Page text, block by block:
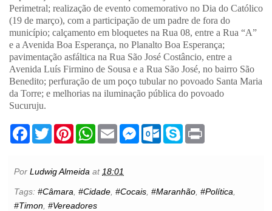
Perimetral; realização de evento comemorativo no Dia do Católico
(19 de março), com a participação de um padre de fora do
município; calçamento em bloquetes na Rua 08, entre a Rua “A”
e a Avenida Boa Esperança, no Planalto Boa Esperança;
pavimentação asfáltica na Rua São José Costâncio, entre a
Avenida Luís Firmino de Sousa e a Rua São José, no bairro São
Benedito; perfuração de um poço tubular no povoado Santa Maria
da Torre; e melhorias na iluminação pública do povoado
Sucuruju.
F
b
o
k
T
w
t
e
r
P
r
s
t
W
s
A
p
p
E
m
l
M
e
g
e
O
k
.
S
Por Ludwig Almeida at 18:01
Tags: #Câmara #Cidade #Cocais #Maranhão #Política
#Timon #Vereadores